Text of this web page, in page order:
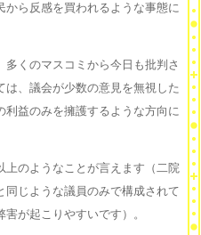
から反感を買われるような事態に
くのマスコミから今日も批判さ
、議会が少数の意見を無視した
利益のみを擁護するような方向に
のようなことが言えます（二院
じような議員のみで構成されて
が起こりやすいです）。